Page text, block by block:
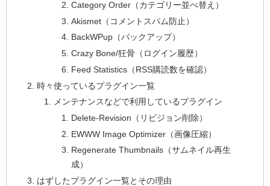
Category Order（カテゴリー並べ替え）
Akismet（コメントスパム防止）
BackWPup（バックアップ）
Crazy Bone/狂骨（ログイン履歴）
Feed Statistics（RSS購読数を確認）
時々使っているプラグイン一覧
メンテナンスなどで利用しているプラグイン
Delete-Revision（リビジョン削除）
EWWW Image Optimizer（画像圧縮）
Regenerate Thumbnails（サムネイル再生
成）
はずしたプラグイン一覧とその理由